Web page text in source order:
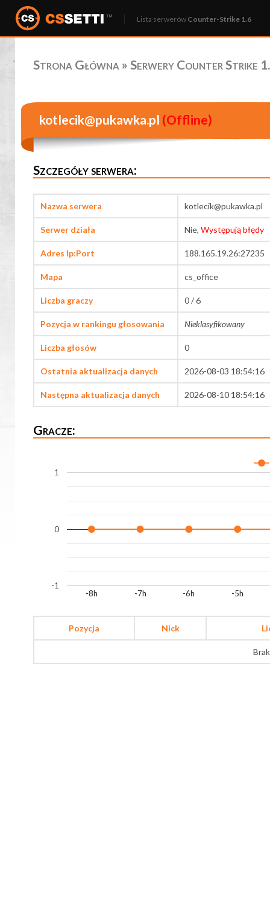
Lista serwerów Counter-Strike 1.6
Strona Główna » Serwery Counter Strike
kotlecik@pukawka.pl (Offline)
Szczegóły serwera:
Nazwa serwera kotlecik@pukawka.pl
Serwer działa Nie, Występują błędy
Adres Ip:Port 188.165.19.26:27235
Mapa cs_office
Liczba graczy 0 / 6
Pozycja w rankingu głosowania Nieklasyfikowany
Liczba głosów 0
Ostatnia aktualizacja danych 2026-08-03 18:54:16
Następna aktualizacja danych 2026-08-10 18:54:16
Gracze:
-8h -7h -6h -5h
-1
0
1
Pozycja Nick